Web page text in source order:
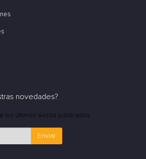
novedades?
los últimos avisos publicados.
Enviar